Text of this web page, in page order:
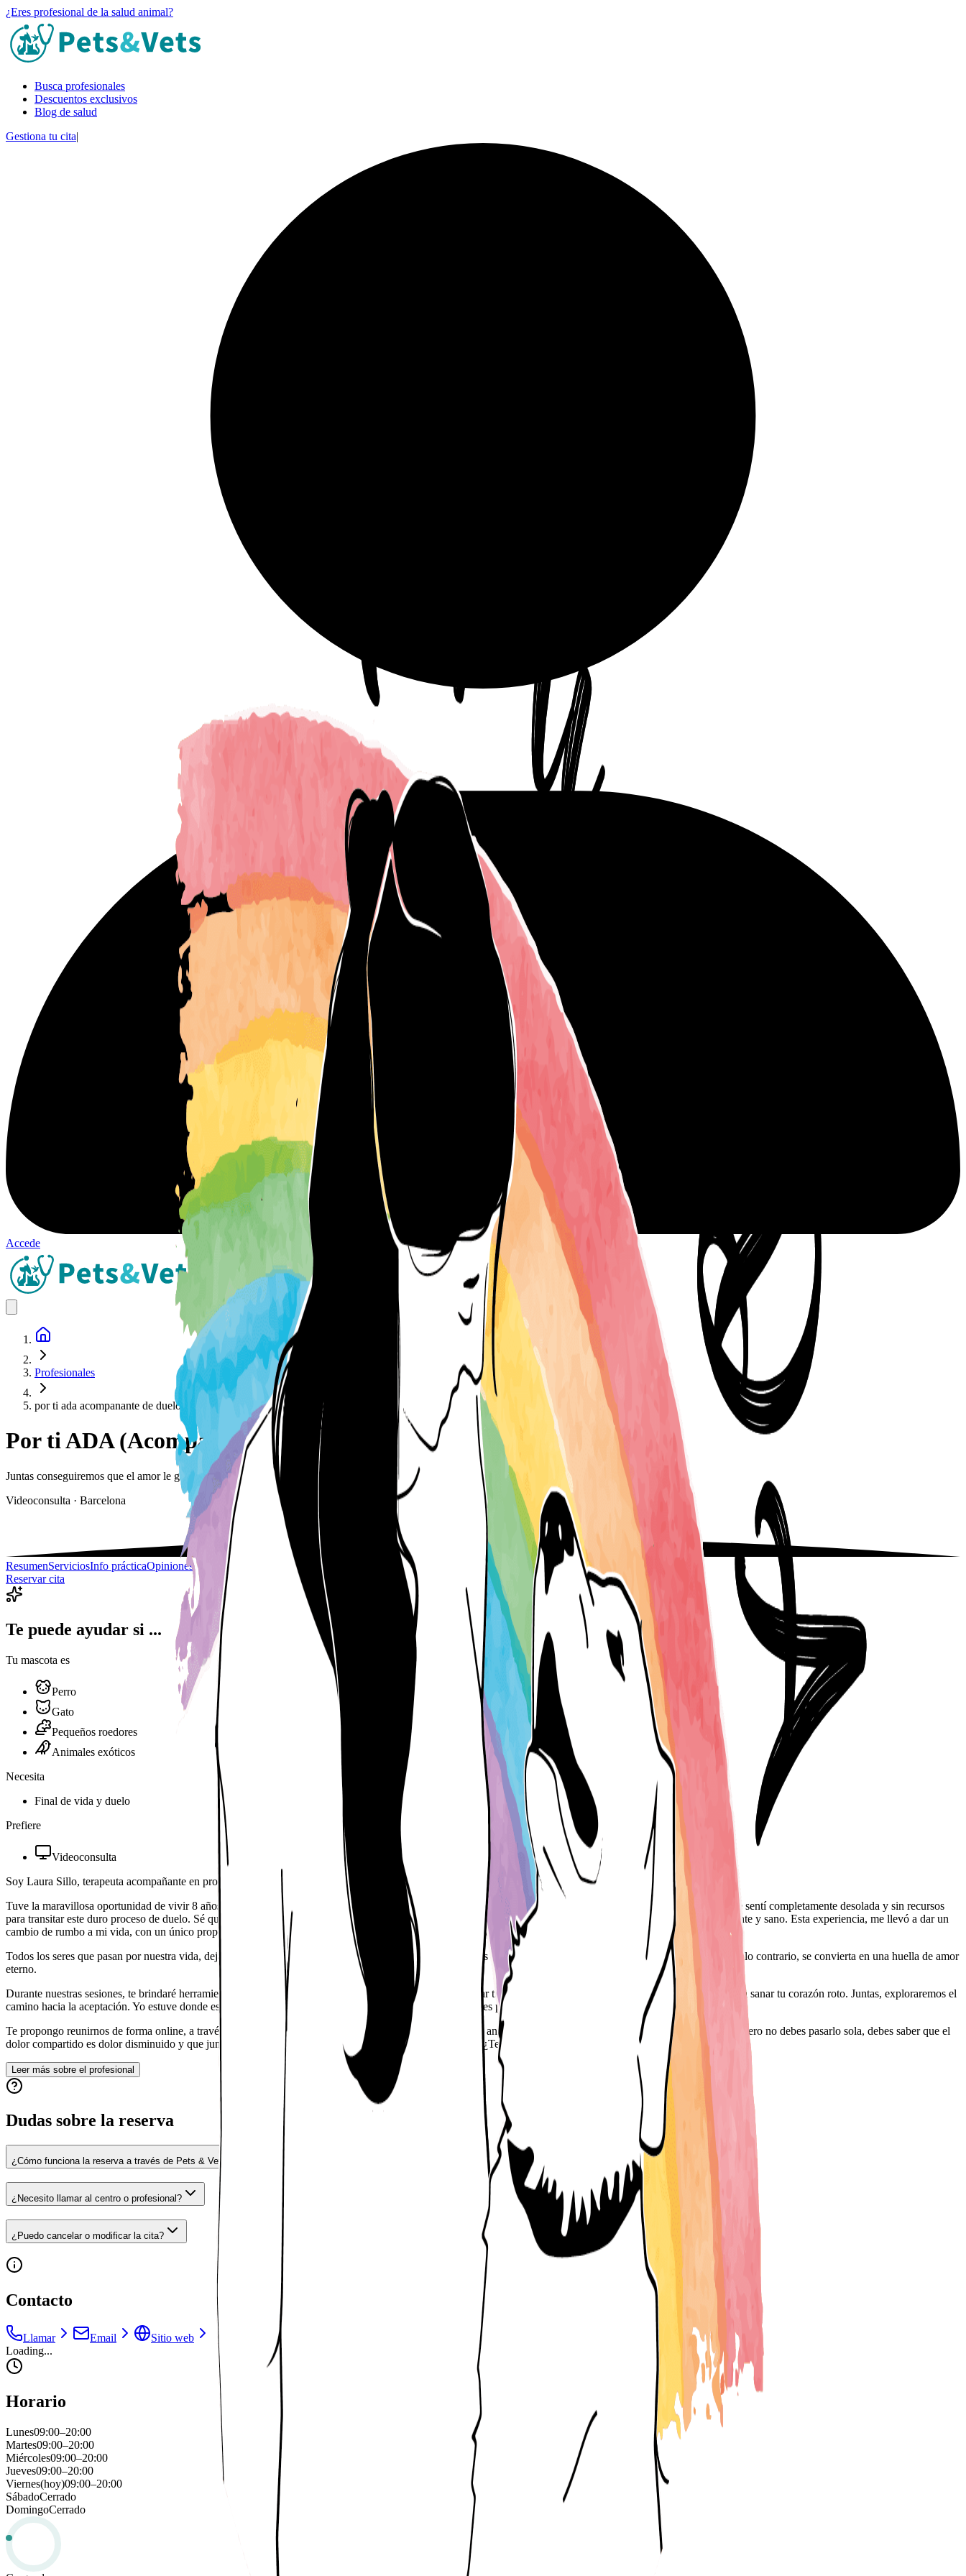
¿Eres profesional de la salud animal?
Busca profesionales
Descuentos exclusivos
Blog de salud
Gestiona tu cita|
Accede
Profesionales
por ti ada acompanante de duelo animal
Por ti ADA (Acompañante de Duelo Animal)
Juntas conseguiremos que el amor le gane la batalla al dolor
Videoconsulta · Barcelona
ResumenServiciosInfo prácticaOpiniones
Reservar cita
Te puede ayudar si ...
Tu mascota es
Perro
Gato
Pequeños roedores
Animales exóticos
Necesita
Final de vida y duelo
Prefiere
Videoconsulta
Soy Laura Sillo, terapeuta acompañante en procesos de duelo, especializada en duelo animal.
Tuve la maravillosa oportunidad de vivir 8 años junto a mi perrihijo Dexter, 8 increíbles años de conexión mutua y amor incondicional. Cuando falleció Dexter, me sentí completamente desolada y sin recursos
para transitar este duro proceso de duelo. Sé que Dexter puso en mi camino a mi acompañante del duelo animal, ella me ayudó a vivir finalmente un duelo consciente y sano. Esta experiencia, me llevó a dar un
cambio de rumbo a mi vida, con un único propósito, visibilizar el duelo animal y acompañar a otras dolientes en su proceso de duelo por su animal trascendido.
Todos los seres que pasan por nuestra vida, dejan una huella en nosotras y dependerá de cómo procesemos el duelo, para que esa huella sea de dolor, de culpa o de lo contrario, se convierta en una huella de amor
eterno.
Durante nuestras sesiones, te brindaré herramientas prácticas y un espacio seguro para que puedas procesar tus emociones, recordar a tu amado animal y comenzar a sanar tu corazón roto. Juntas, exploraremos el
camino hacia la aceptación. Yo estuve donde estás y te ayudaré a estar donde ahora estoy. Ten esperanza, es posible volver a ser feliz.
Te propongo reunirnos de forma online, a través de Google Meet, estés donde estés. Actualmente el duelo animal es un duelo muy incomprendido por la sociedad, pero no debes pasarlo sola, debes saber que el
dolor compartido es dolor disminuido y que juntas, conseguiremos que el amor le gane la batalla al dolor. ¿Te acompaño?
Leer más sobre el profesional
Dudas sobre la reserva
¿Cómo funciona la reserva a través de Pets & Vets?
¿Necesito llamar al centro o profesional?
¿Puedo cancelar o modificar la cita?
Contacto
Llamar Email
Sitio web
Loading...
Horario
Lunes09:00–20:00
Martes09:00–20:00
Miércoles09:00–20:00
Jueves09:00–20:00
Viernes(hoy)09:00–20:00
SábadoCerrado
DomingoCerrado